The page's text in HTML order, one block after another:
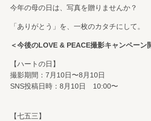
今年の母の日は、写真を贈りませんか？
「ありがとう」を、一枚のカタチにして。
＜今後のLOVE & PEACE撮影キャンペーン
【ハートの日】
撮影期間：7月10日〜8月10日
SNS投稿日時：8月10日 10:00〜
【七五三】